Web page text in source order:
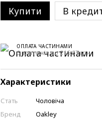
Купити В
ОПЛАТА ЧАСТИНАМИ
6 платежів по 216.67 грн
Характеристики
Стать
Чоловіча
Бренд
Oakley